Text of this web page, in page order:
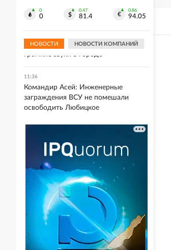
0
0
0.47
81.4
0.86
94.05
НОВОСТИ НОВОСТИ КОМПАНИЙ
мозга
Власти Геленджика объяснили
громкие звуки в городе
11:36
Командир Асей: Инженерные
заграждения ВСУ не помешали
освободить Любицкое